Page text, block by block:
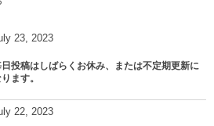
23 2023
投稿はしばらくお休み、または不定期更新に
ます。
22 2023